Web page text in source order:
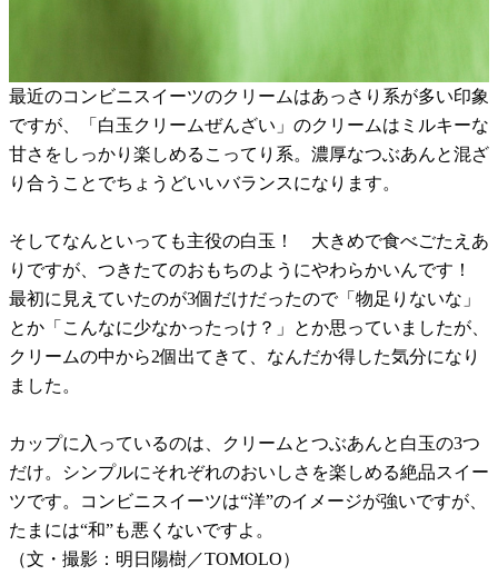
最近のコンビニスイーツのクリームはあっさり系が多い印象
ですが、「白玉クリームぜんざい」のクリームはミルキーな
甘さをしっかり楽しめるこってり系。濃厚なつぶあんと混ざ
り合うことでちょうどいいバランスになります。
そしてなんといっても主役の白玉！ 大きめで食べごたえあ
りですが、つきたてのおもちのようにやわらかいんです！
最初に見えていたのが3個だけだったので「物足りないな」
とか「こんなに少なかったっけ？」とか思っていましたが、
クリームの中から2個出てきて、なんだか得した気分になり
ました。
カップに入っているのは、クリームとつぶあんと白玉の3つ
だけ。シンプルにそれぞれのおいしさを楽しめる絶品スイー
ツです。コンビニスイーツは“洋”のイメージが強いですが、
たまには“和”も悪くないですよ。
（文・撮影：明日陽樹／TOMOLO）